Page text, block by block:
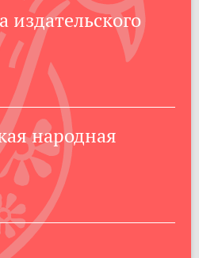
народная